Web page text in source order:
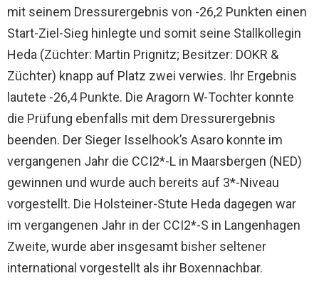
mit seinem Dressurergebnis von -26,2 Punkten einen
Start-Ziel-Sieg hinlegte und somit seine Stallkollegin
Heda (Züchter: Martin Prignitz; Besitzer: DOKR &
Züchter) knapp auf Platz zwei verwies. Ihr Ergebnis
lautete -26,4 Punkte. Die Aragorn W-Tochter konnte
die Prüfung ebenfalls mit dem Dressurergebnis
beenden. Der Sieger Isselhook’s Asaro konnte im
vergangenen Jahr die CCI2*-L in Maarsbergen (NED)
gewinnen und wurde auch bereits auf 3*-Niveau
vorgestellt. Die Holsteiner-Stute Heda dagegen war
im vergangenen Jahr in der CCI2*-S in Langenhagen
Zweite, wurde aber insgesamt bisher seltener
international vorgestellt als ihr Boxennachbar.